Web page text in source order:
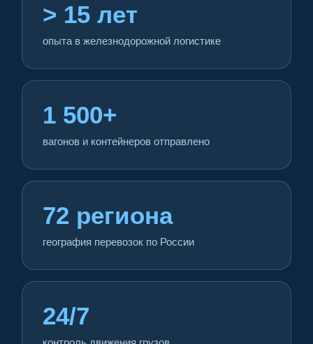
> 15 лет
опыта в железнодорожной логистике
1 500+
вагонов и контейнеров отправлено
72 региона
география перевозок по России
24/7